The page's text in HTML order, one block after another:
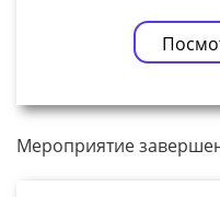
Мероприятие